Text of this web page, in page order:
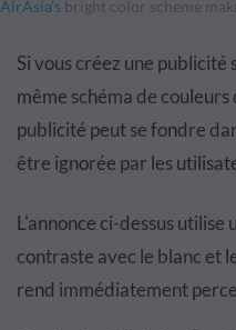
AirAsia's bright color scheme
Si vous créez une
même schéma de
publicité peut se fondre
être ignorée par les
L'annonce ci-dessus utilise
contraste avec le blanc et
rend immédiatement